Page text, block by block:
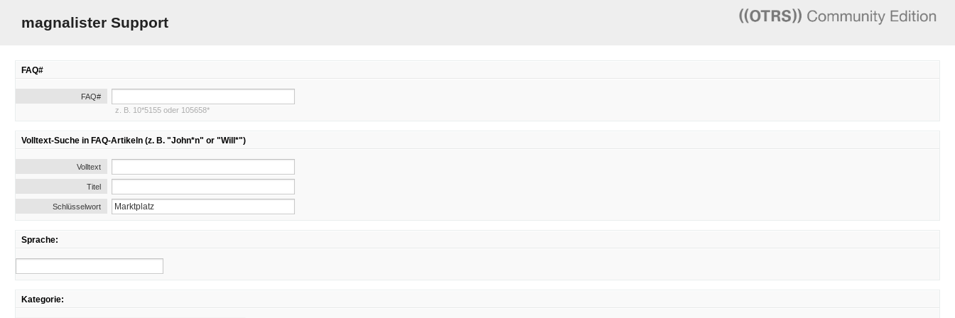
magnalister Support
FAQ#
FAQ#
z. B. 10*5155 oder 105658*
Volltext-Suche in FAQ-Artikeln (z. B. "John*n" or "Will*")
Volltext
Titel
Schlüsselwort
Sprache:
Kategorie: